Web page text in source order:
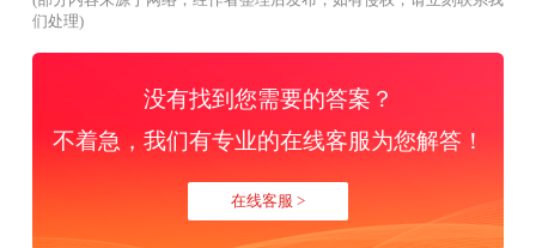
们处理)
没有找到您需要的答案？
不着急，我们有专业的在线客服为您解答！
在线客服 >